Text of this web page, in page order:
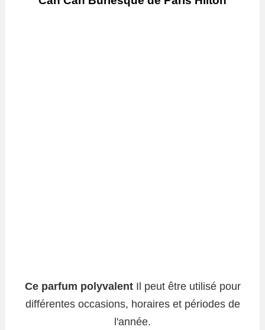
Ce parfum polyvalentIl peut être utilisé pour
différentes occasions, horaires et périodes de
l'année.